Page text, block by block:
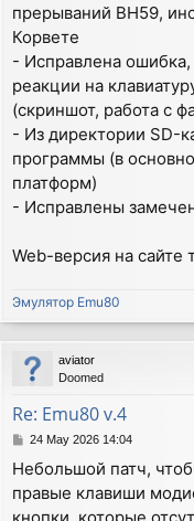
прерываний ВН59,
Корвете
- Исправлена ошибка,
реакции на
(скриншот, работа с
- Из директории SD-
программы (в
платформ)
- Исправлены
Web-версия на сайте
Эмулятор Emu80
aviator
Doomed
Re: Emu80 v.4
P
s
t
24 May 2026 14:04
Небольшой патч,
правые клавиши